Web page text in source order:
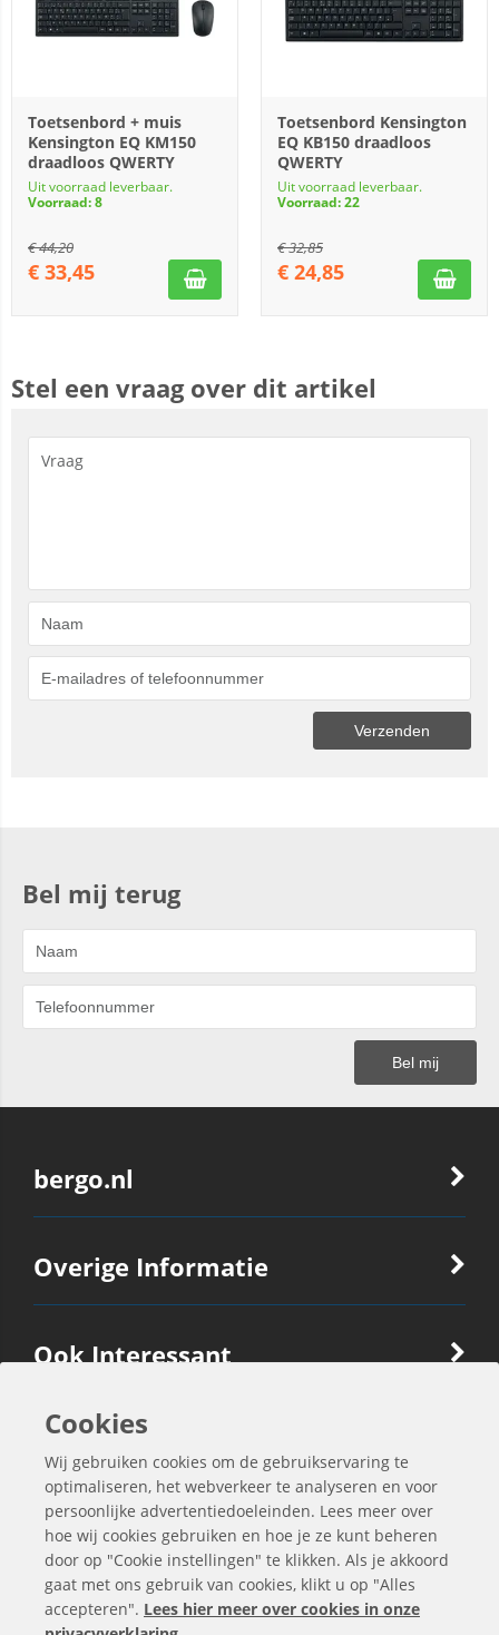
Toetsenbord + muis
Kensington EQ KM150
draadloos QWERTY
Uit voorraad leverbaar.
Voorraad: 8
€44,20
€ 33,45
Toetsenbord Kensington
EQ KB150 draadloos
QWERTY
Uit voorraad leverbaar.
Voorraad: 22
€32,85
€ 24,85
Stel een vraag over dit artikel
Bel mij terug
bergo.nl
Overige Informatie
Ook Interessant
Contactgegevens
Cookies
Wij gebruiken cookies om de gebruikservaring te
optimaliseren, het webverkeer te analyseren en voor
persoonlijke advertentiedoeleinden. Lees meer over
hoe wij cookies gebruiken en hoe je ze kunt beheren
door op "Cookie instellingen" te klikken. Als je akkoord
gaat met ons gebruik van cookies, klikt u op "Alles
accepteren". Lees hier meer over cookies in onze